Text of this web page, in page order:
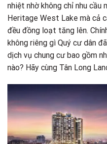
nhiệt nhờ không chỉ nhu cầu
Heritage West Lake mà cả
đều đồng loạt tăng lên.
không riêng gì Quý cư dân
dịch vụ chung cư bao gồm
nào? Hãy cùng Tân Long